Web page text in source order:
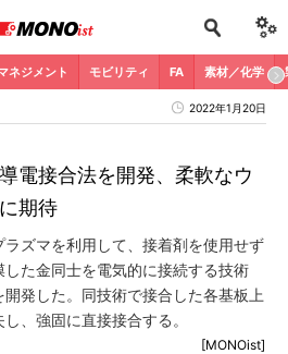
ネジメント モビリティ FA 素材／化学
2022年1月20日
電接合法を開発、柔軟なウ
期待
ズマを利用して、接着剤を使用せず
た金同士を電気的に接続する技術
開発した。同技術で接合した各基板上
、強固に直接接合する。
[MONOist]